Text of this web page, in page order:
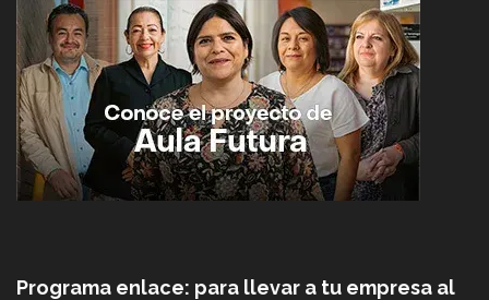
Programa enlace: para llevar a tu empresa al